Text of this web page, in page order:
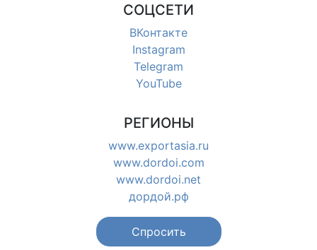
СОЦСЕТИ
ВКонтакте
Instagram
Telegram
YouTube
РЕГИОНЫ
www.exportasia.ru
www.dordoi.com
www.dordoi.net
дордой.рф
Спросить